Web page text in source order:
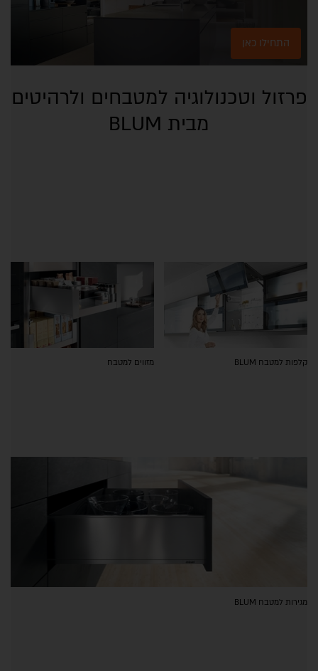
התחילו כאן
פרזול וטכנולוגיה למטבחים ולרהיטים
מבית BLUM
קלפות למטבח BLUM מזווים למטבח
מגירות למטבח BLUM